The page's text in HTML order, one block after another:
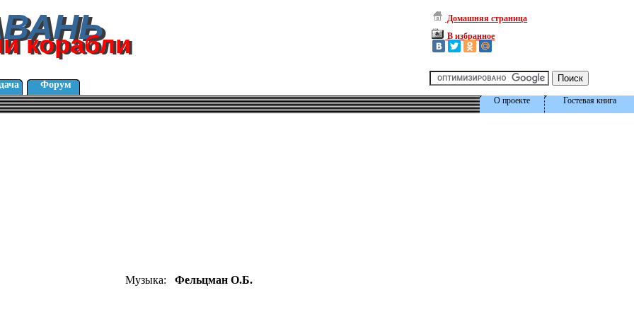
корабли
корабли
Домашняя страница
В избранное
Форум
Гостевая книга
О проекте
Музыка: Фельцман О.Б.